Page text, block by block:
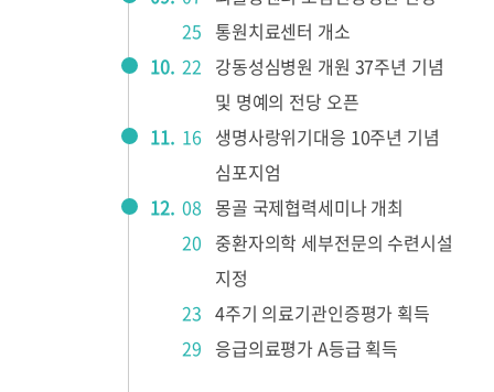
25 통원치료센터 개소
10. 22 강동성심병원 개원 37주년 기념
및 명예의 전당 오픈
11. 16 생명사랑위기대응 10주년 기념
심포지엄
12. 08 몽골 국제협력세미나 개최
20 중환자의학 세부전문의 수련시설
지정
23 4주기 의료기관인증평가 획득
29 응급의료평가 A등급 획득